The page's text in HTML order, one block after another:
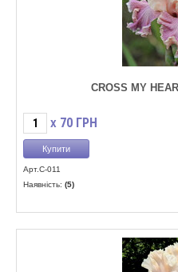
CROSS MY
X 70 ГРН
Арт.C-011
Наявність: (5)